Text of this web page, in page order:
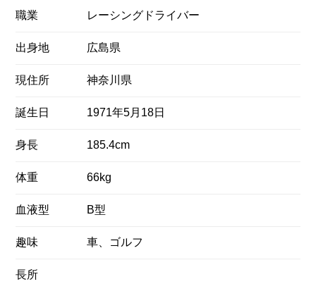
職業 レーシングドライバー
出身地 広島県
現住所 神奈川県
誕生日 1971年5月18日
身長 185.4cm
体重 66kg
血液型 B型
趣味 車、ゴルフ
長所